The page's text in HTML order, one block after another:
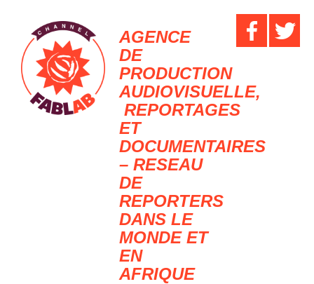
AGENCE
DE
PRODUCTION
AUDIOVISUELLE,
REPORTAGES
ET
DOCUMENTAIRES
– RESEAU
DE
REPORTERS
DANS LE
MONDE ET
EN
AFRIQUE